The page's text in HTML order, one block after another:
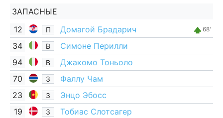
ЗАПАСНЫЕ
12
П Домагой Брадарич 68'
34 В
Симоне Перилли
94
В
Джакомо Тоньоло
70
З
Фаллу Чам
23
З
Энцо Эбосс
19
З
Тобиас Слотсагер